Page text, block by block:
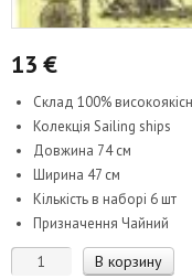
13€
Склад 100%
Колекція Sailing ships
Довжина 74 см
Ширина 47 см
Кількість в наборі 6 шт
Призначення Чайний
Количество
В корзину